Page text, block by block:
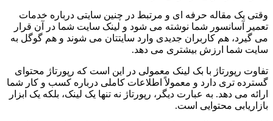
وقتی یک مقاله حرفه ای و مرتبط در چنین سایتی درباره خدمات
تعمیر آسانسور شما نوشته می شود و لینک سایت شما در آن قرار
می گیرد، هم کاربران جدیدی وارد سایتتان می شوند و هم گوگل به
سایت شما ارزش بیشتری می دهد.
تفاوت رپورتاژ با بک لینک معمولی در این است که رپورتاژ محتوای
گسترده تری دارد و معمولاً اطلاعات کاملی درباره کسب و کار شما
ارائه می دهد. به عبارت دیگر، رپورتاژ نه تنها یک لینک، بلکه یک ابزار
بازاریابی محتوایی است.